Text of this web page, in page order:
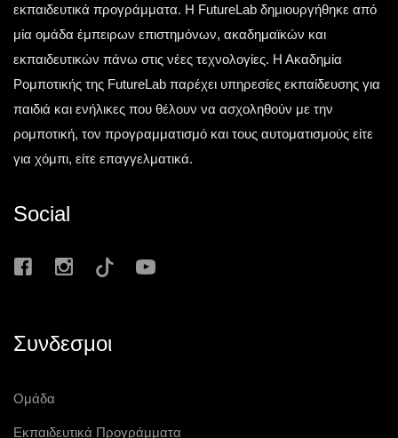
εκπαιδευτικά προγράμματα. Η FutureLab δημιουργήθηκε από
μία ομάδα έμπειρων επιστημόνων, ακαδημαϊκών και
εκπαιδευτικών πάνω στις νέες τεχνολογίες. Η Ακαδημία
Ρομποτικής της FutureLab παρέχει υπηρεσίες εκπαίδευσης για
παιδιά και ενήλικες που θέλουν να ασχοληθούν με την
ρομποτική, τον προγραμματισμό και τους αυτοματισμούς είτε
για χόμπι, είτε επαγγελματικά.
Social
Συνδεσμοι
Ομάδα
Εκπαιδευτικά Προγράμματα